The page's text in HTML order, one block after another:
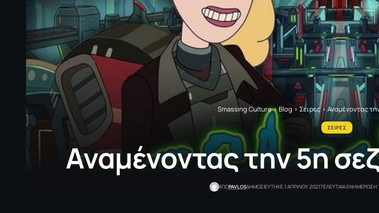
Smassing Culture>Blog >Σειρές>Αναμένοντας
ΣΕΙΡΕΣ
Αναμένοντας την 5η
ΑΠΟPAVLOSΔΗΜΟΣΙΕΥΤΗΚΕ 1 ΑΠΡΙΛΙΟΥ 2021ΤΕΛΕΥΤΑΙΑ ΕΝΗΜΕΡΩΣΗ 1